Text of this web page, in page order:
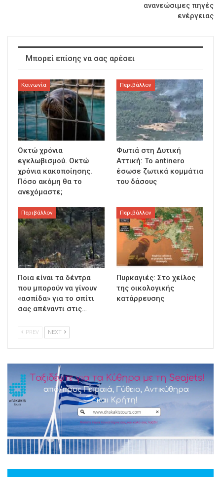
ανανεώσιμες πηγές
ενέργειας
Μπορεί επίσης να σας αρέσει
Κοινωνία
Οκτώ χρόνια
εγκλωβισμού. Οκτώ
χρόνια κακοποίησης.
Πόσο ακόμη θα το
ανεχόμαστε;
Περιβάλλον
Φωτιά στη Δυτική
Αττική: Το antinero
έσωσε ζωτικά κομμάτια
του δάσους
Περιβάλλον
Ποια είναι τα δέντρα
που μπορούν να γίνουν
«ασπίδα» για το σπίτι
σας απέναντι στις…
Περιβάλλον
Πυρκαγιές: Στο χείλος
της οικολογικής
κατάρρευσης
PREV NEXT